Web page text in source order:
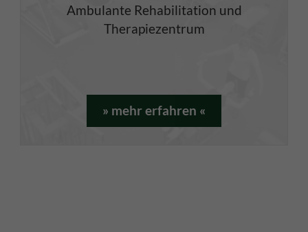
Ambulante Rehabilitation und
Therapiezentrum
» mehr erfahren «